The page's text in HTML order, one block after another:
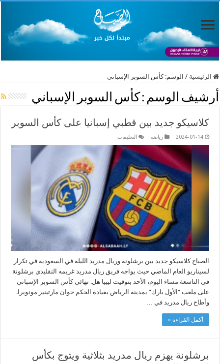
الرئيسية / الوسم:كأس السوبر الإسباني
أرشيف الوسم : كأس السوبر الإسباني
كلاسيكو جديد بين قطبي إسبانيا على كأس السوبر
2024-01-14 رياضة التعليقات
جديد
بين
قطبي
إسبانيا
على
كأس
السوبر
مغلقة
الصباح كلاسيكو جديد بين برشلونة وريال مدريد الليلة في السعودية في تكرار
لسيناريو العام الماضي حيث يواجه فريق ريال مدريد غريمه التقليدي برشلونة
فى التاسعة مساء اليوم، الأحد بتوقيت ليبيا هل. نهائي كأس السوبر الإسباني
على ملعب “الأول بارك” بمدينة الرياض بقيادة الحكم خوان مارتينيز مونويرا.
وأطاح ريال مدريد في …
أكمل القراءة »
برشلونة يهزم ريال مدريد بثلاثية ويتوج بكأس